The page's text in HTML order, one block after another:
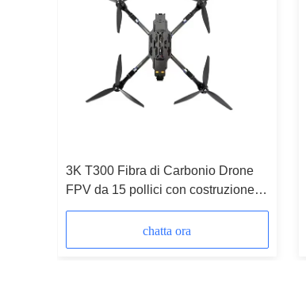
3K T300 Fibra di Carbonio Drone
FPV da 15 pollici con costruzione
robusta e aerodinamica migliorata
per un funzionamento fluido
chatta ora